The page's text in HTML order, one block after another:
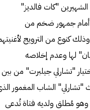
"كات فالديز"
أمام جمهور ضخم من
كنوع من الترويج
لها وعدم إخلاصه
"تشارلي جيلبرت" من بين
"تشارلي" الشاب المغمور
وهو مُطلق ولديه فتاة تُدعى